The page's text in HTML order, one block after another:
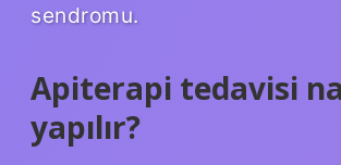
sendromu.
Apiterapi tedavisi
yapılır?